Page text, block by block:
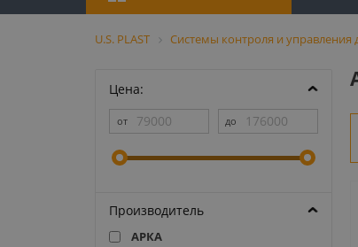
U.S. PLAST Системы контроля и управления
Цена:
Производитель
АРКА